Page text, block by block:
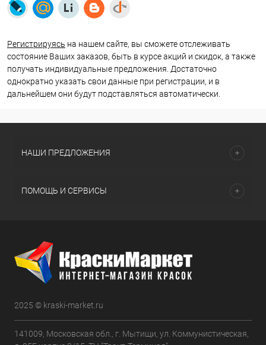
Регистрируясь на нашем сайте, вы сможете отслеживать
состояние Ваших заказов, быть в курсе акций и скидок, а также
получать индивидуальные предложения. Достаточно
однократно указать свои данные при регистрации, и в
дальнейшем они будут подставляться автоматически.
НАШИ ПРЕДЛОЖЕНИЯ
ПОМОЩЬ И СЕРВИСЫ
2025 © kraski-market.ru
141009, Московская обл., г. Мытищи, ул. Коммунистическая,